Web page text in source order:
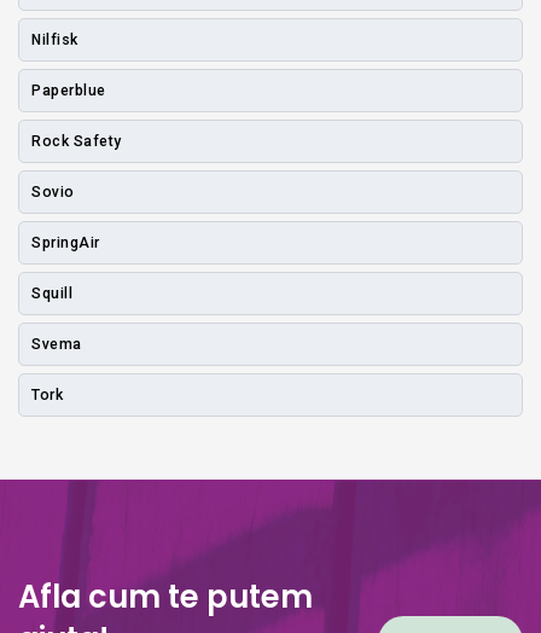
Nilfisk
Paperblue
Rock Safety
Sovio
SpringAir
Squill
Svema
Tork
Afla cum te putem